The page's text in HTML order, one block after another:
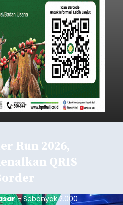
Run 2026,
QRIS
- Sebanyak 2.000